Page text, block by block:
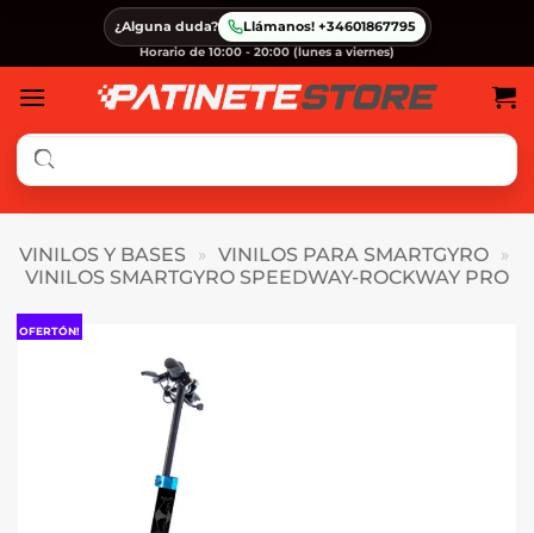
contenido
¿Alguna duda? Llámanos! +34601867795
Horario de 10:00 - 20:00 (lunes a viernes)
VINILOS Y BASES » VINILOS PARA SMARTGYRO »
VINILOS SMARTGYRO SPEEDWAY-ROCKWAY PRO
OFERTÓN!